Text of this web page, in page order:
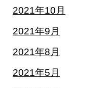
2021年10月
2021年9月
2021年8月
2021年5月